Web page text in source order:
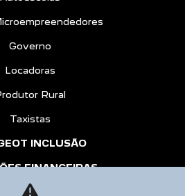
Rural
Taxistas
INCLUSÃO
FINANCEIRAS
Consórcio
Seguros
PÓS VENDAS